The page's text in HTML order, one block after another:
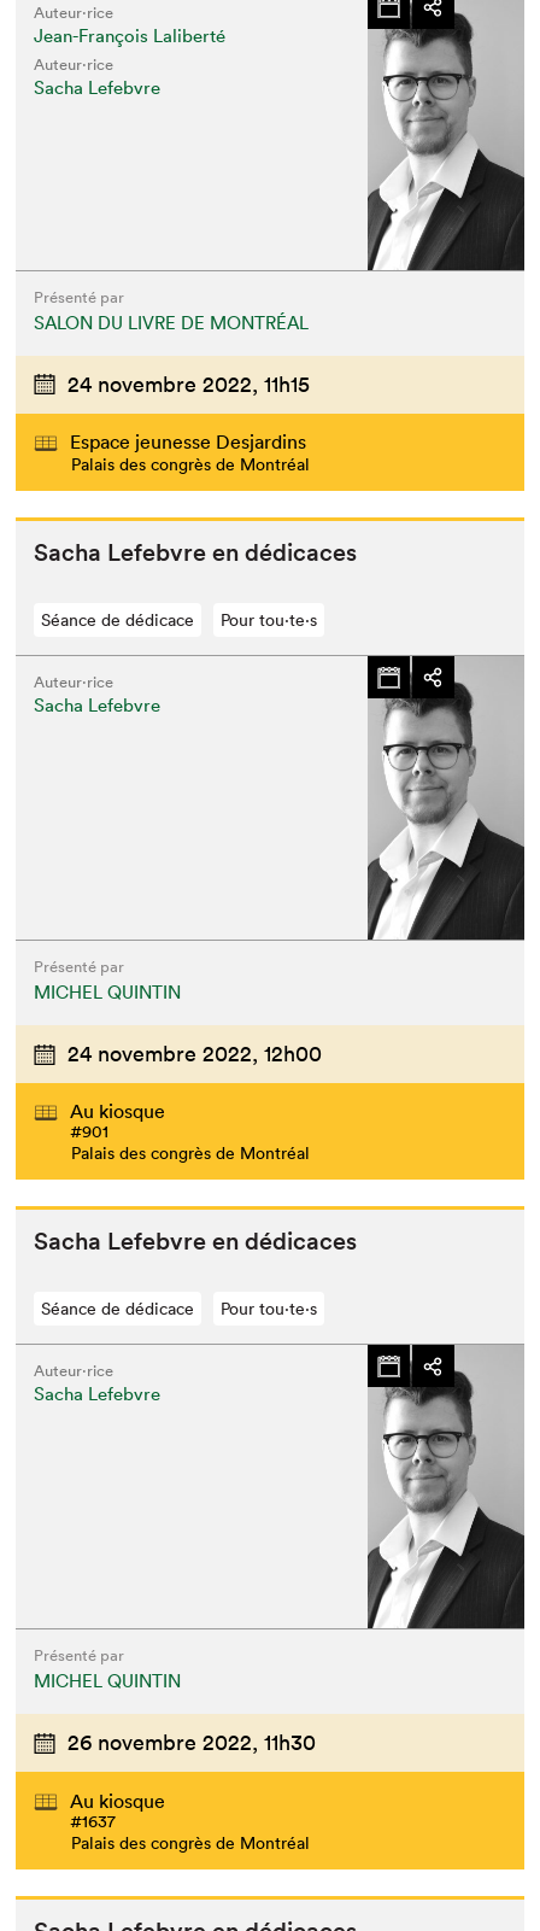
Que cherchez-vous?
Auteur·rice
Jean-François Laliberté
Auteur·rice
Sacha Lefebvre
Présenté par
SALON DU LIVRE DE MONTRÉAL
24 novembre 2022, 11h15
Espace jeunesse Desjardins
Palais des congrès de Montréal
Sacha Lefeb­vre en dédicaces
Séance de dédicace Pour tou⋅te⋅s
Auteur·rice
Sacha Lefebvre
Présenté par
MICHEL QUINTIN
24 novembre 2022, 12h00
Au kiosque
#901
Palais des congrès de Montréal
Sacha Lefeb­vre en dédicaces
Séance de dédicace Pour tou⋅te⋅s
Auteur·rice
Sacha Lefebvre
Présenté par
MICHEL QUINTIN
26 novembre 2022, 11h30
Au kiosque
#1637
Palais des congrès de Montréal